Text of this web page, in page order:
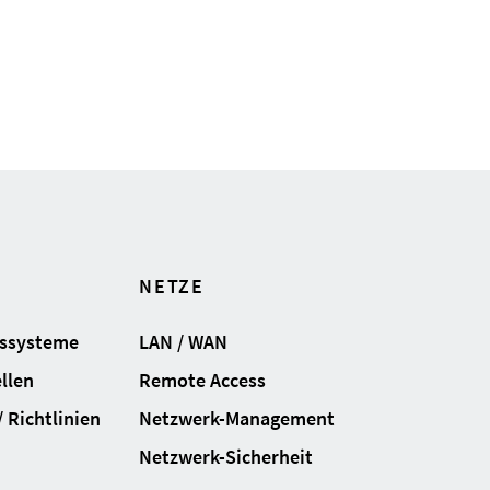
Richtlinien
NETZE
LAN / WAN
Remote Access
Netzwerk-Management
Netzwerk-Sicherheit